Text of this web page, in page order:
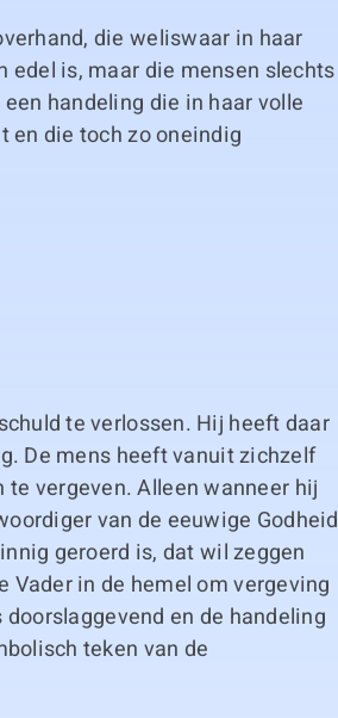
die weliswaar in haar
edel is, maar die mensen slechts
handeling die in haar volle
en die toch zo oneindig
te verlossen. Hij heeft daar
De mens heeft vanuit zichzelf
vergeven. Alleen wanneer hij
van de eeuwige Godheid
geroerd is, dat wil zeggen
Vader in de hemel om vergeving
en de handeling
teken van de